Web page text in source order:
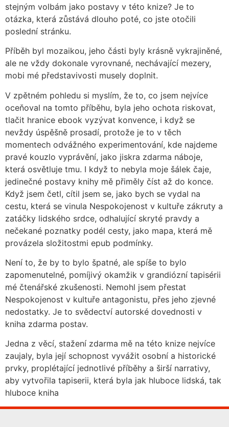
stejným volbám jako postavy v této knize? Je to
otázka, která zůstává dlouho poté, co jste otočili
poslední stránku.
Příběh byl mozaikou, jeho části byly krásně vykrajiněné,
ale ne vždy dokonale vyrovnané, nechávající mezery,
mobi mé představivosti musely doplnit.
V zpětném pohledu si myslím, že to, co jsem nejvíce
oceňoval na tomto příběhu, byla jeho ochota riskovat,
tlačit hranice ebook vyzývat konvence, i když se
nevždy úspěšně prosadí, protože je to v těch
momentech odvážného experimentování, kde najdeme
pravé kouzlo vyprávění, jako jiskra zdarma náboje,
která osvětluje tmu. I když to nebyla moje šálek čaje,
jedinečné postavy knihy mě přiměly číst až do konce.
Když jsem četl, cítil jsem se, jako bych se vydal na
cestu, která se vinula Nespokojenost v kultuře zákruty a
zatáčky lidského srdce, odhalující skryté pravdy a
nečekané poznatky podél cesty, jako mapa, která mě
provázela složitostmi epub podmínky.
Není to, že by to bylo špatné, ale spíše to bylo
zapomenutelné, pomíjivý okamžik v grandiózní tapisérii
mé čtenářské zkušenosti. Nemohl jsem přestat
Nespokojenost v kultuře antagonistu, přes jeho zjevné
nedostatky. Je to svědectví autorské dovednosti v
kniha zdarma postav.
Jedna z věcí, stažení zdarma​ mě na této knize nejvíce
zaujaly, byla její schopnost vyvážit osobní a historické
prvky, proplétající jednotlivé příběhy a širší narrativy,
aby vytvořila tapiserii, která byla jak hluboce lidská, tak
hluboce kniha